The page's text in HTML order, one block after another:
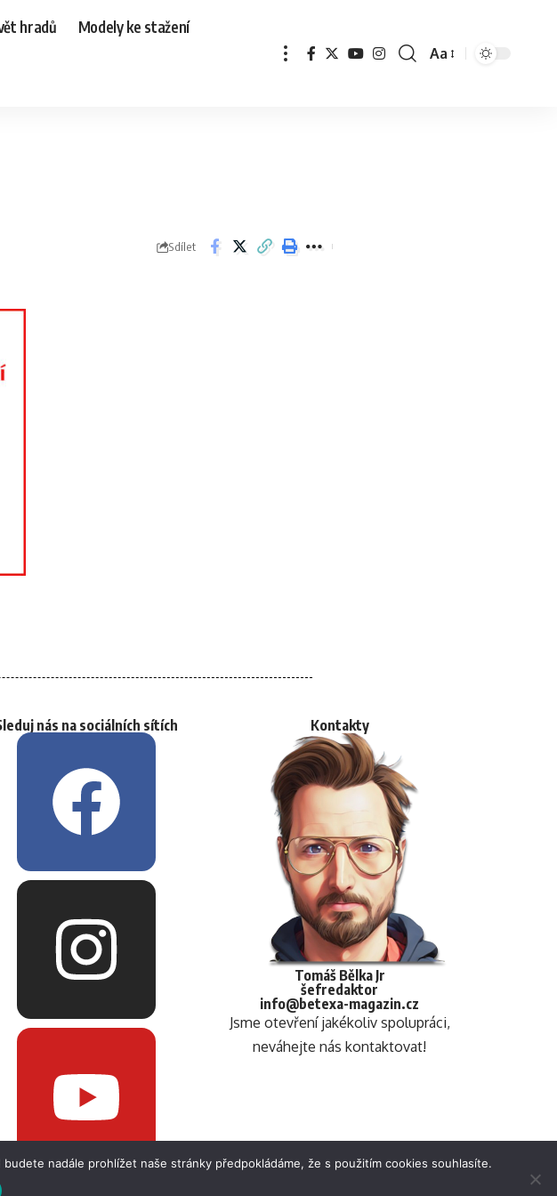
hradů Modely ke stažení
Aa
Sdílet
nás na sociálních sítích Kontakty
Tomáš Bělka Jr
šefredaktor
info@betexa-magazin.cz
Jsme otevření jakékoliv spolupráci,
neváhejte nás kontaktovat!
nadále prohlížet naše stránky předpokládáme, že s použitím cookies souhlasíte.